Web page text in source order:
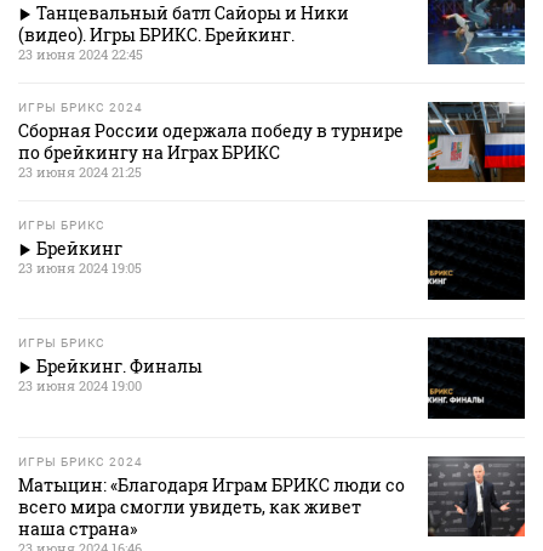
Танцевальный батл Сайоры и Ники
(видео). Игры БРИКС. Брейкинг.
23 июня 2024 22:45
ИГРЫ БРИКС 2024
Сборная России одержала победу в турнире
по брейкингу на Играх БРИКС
23 июня 2024 21:25
ИГРЫ БРИКС
Брейкинг
23 июня 2024 19:05
ИГРЫ БРИКС
Брейкинг. Финалы
23 июня 2024 19:00
ИГРЫ БРИКС 2024
Матыцин: «Благодаря Играм БРИКС люди со
всего мира смогли увидеть, как живет
наша страна»